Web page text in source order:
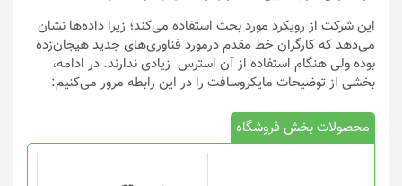
این شرکت از رویکرد مورد بحث استفاده می‌کند؛ زیرا داده‌ها نشان
می‌دهد که کارگران خط مقدم درمورد فناوری‌های جدید هیجان‌زده
بوده ولی هنگام استفاده از آن استرس زیادی ندارند. در ادامه،
بخشی از توضیحات مایکروسافت را در این رابطه مرور می‌کنیم:
محصولات بخش فروشگاه